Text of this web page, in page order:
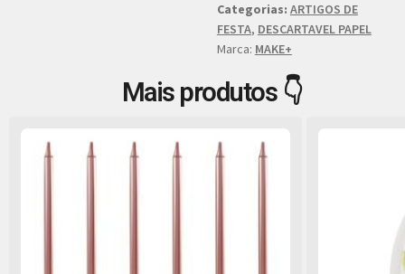
Categorias: ARTIGOS DE
FESTA, DESCARTAVEL PAPEL
Marca: MAKE+
Mais produtos 👇